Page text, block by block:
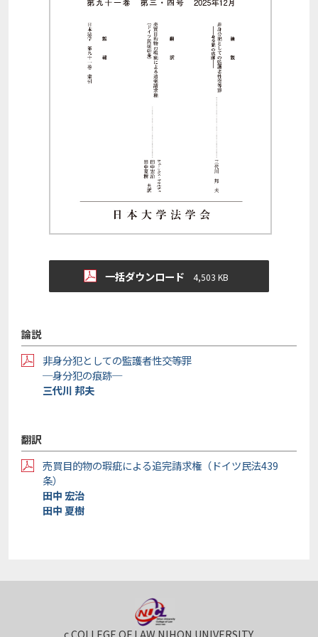
一括ダウンロード 4,503 KB
論説
非身分犯としての監護者性交等罪
─身分犯の痕跡─
三代川 邦夫
翻訳
売買目的物の瑕疵による追完請求権（ドイツ民法439
条）
田中 宏治
田中 夏樹
c COLLEGE OF LAW NIHON UNIVERSITY.